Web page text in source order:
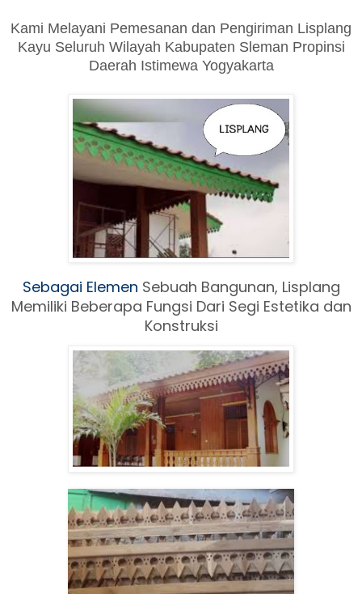
Kami Melayani Pemesanan dan Pengiriman Lisplang
Kayu Seluruh Wilayah Kabupaten Sleman Propinsi
Daerah Istimewa Yogyakarta
Sebagai Elemen Sebuah Bangunan, Lisplang
Memiliki Beberapa Fungsi Dari Segi Estetika dan
Konstruksi